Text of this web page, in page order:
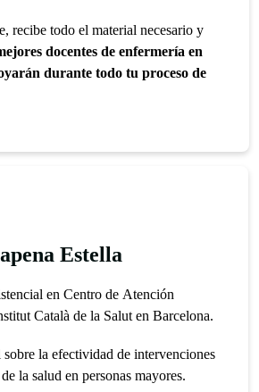
recibe todo el material necesario y
docentes de enfermería en
durante todo tu proceso de
Estella
en Centro de Atención
Català de la Salut en Barcelona.
sobre la efectividad de intervenciones
la salud en personas mayores.